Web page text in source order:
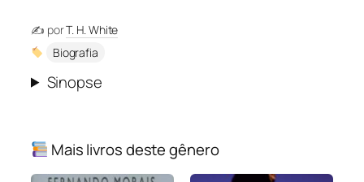
✍️ porT. H. White
Biografia
Sinopse
Mais livros deste gênero